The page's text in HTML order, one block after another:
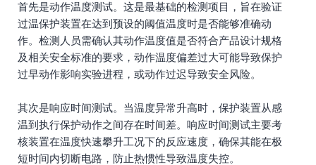
首先是动作温度测试。这是最基础的检测项目，旨在验证
过温保护装置在达到预设的阈值温度时是否能够准确动
作。检测人员需确认其动作温度值是否符合产品设计规格
及相关安全标准的要求，动作温度偏差过大可能导致保护
过早动作影响实验进程，或动作过迟导致安全风险。
其次是响应时间测试。当温度异常升高时，保护装置从感
温到执行保护动作之间存在时间差。响应时间测试主要考
核装置在温度快速攀升工况下的反应速度，确保其能在极
短时间内切断电路，防止热惯性导致温度失控。